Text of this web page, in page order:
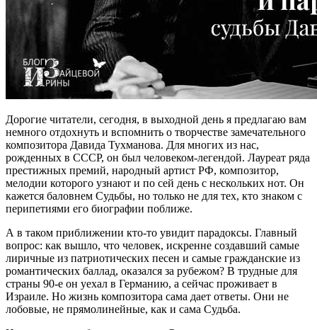
Дорогие читатели, сегодня, в выходной день я предлагаю вам
немного отдохнуть и вспомнить о творчестве замечательного
композитора Давида Тухманова. Для многих из нас,
рожденных в СССР, он был человеком-легендой. Лауреат ряда
престижных премий, народный артист РФ, композитор,
мелодии которого узнают и по сей день с нескольких нот. Он
кажется баловнем Судьбы, но только не для тех, кто знаком с
перипетиями его биографии поближе.
А в таком приближении кто-то увидит парадоксы. Главный
вопрос: как вышло, что человек, искренне создавший самые
лиричные из патриотических песен и самые гражданские из
романтических баллад, оказался за рубежом? В трудные для
страны 90-е он уехал в Германию, а сейчас проживает в
Израиле. Но жизнь композитора сама дает ответы. Они не
лобовые, не прямолинейные, как и сама Судьба.